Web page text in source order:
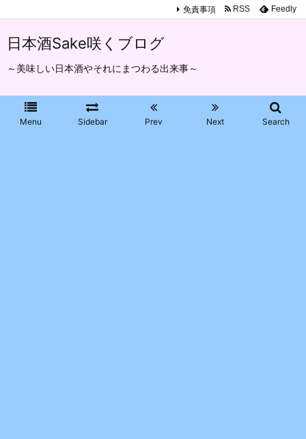
日本酒Sake咲くブログ
～美味しい日本酒やそれにまつわる出来事～
Menu Sidebar Prev Next Search
免責事項 RSS Feedly